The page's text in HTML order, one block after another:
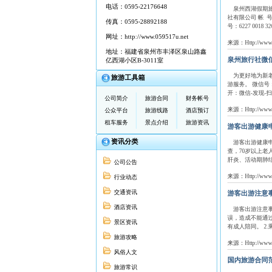
电话：0595-22176648
传真：0595-28892188
网址： http://www.059517u.net
地址：福建省泉州市丰泽区泉山路鑫
亿西湖小区B-3011室
旅游工具箱
公司简介 旅游合同
财务帐号
公众平台
旅游线路
酒店预订
租车服务
景点介绍 旅游资讯
资讯分类
公司公告
行业动态
交通资讯
酒店资讯
景区资讯
旅游攻略
风俗人文
旅游常识
泉州西湖假期
社有限公司 帐
号：6227 0018
来源：Http://
泉州旅行社微
为更好地为新
游服务。 微信号
开：微信-发现-
来源：Http://
游客出游健康
游客出游健康
查，70岁以上老
肝炎、活动期肺
来源：Http://
游客出游注意
游客出游注意
误，造成不能通
有成人陪同。 2.
来源：Http://
国内旅游合同